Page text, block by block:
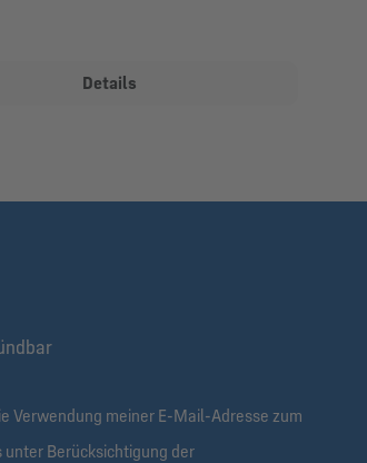
Details
Verwendung meiner E-Mail-Adresse zum
Berücksichtigung der